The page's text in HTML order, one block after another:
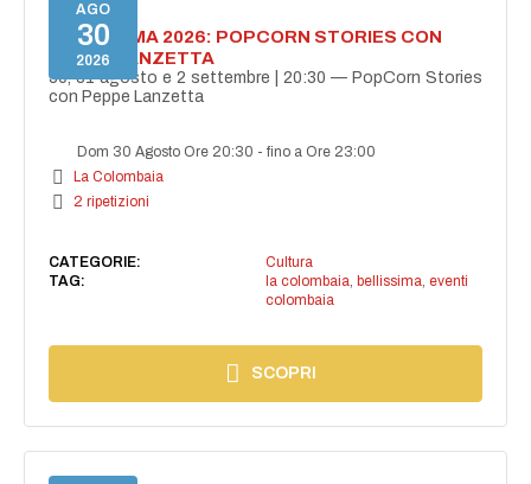
AGO
30
2026
BELLISSIMA 2026: POPCORN STORIES CON
PEPPE LANZETTA
30, 31 agosto e 2 settembre | 20:30 — PopCorn Stories
con Peppe Lanzetta
Dom 30 Agosto Ore 20:30 -fino a Ore 23:00
La Colombaia
2 ripetizioni
CATEGORIE:
Cultura
TAG:
la colombaia, bellissima, eventi
colombaia
SCOPRI